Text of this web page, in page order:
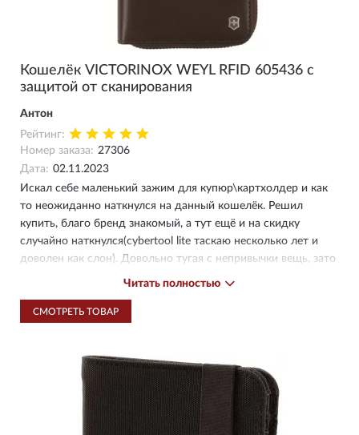
Кошелёк VICTORINOX WEYL RFID 605436 с
защитой от сканирования
Антон
Рейтинг:
Номер заказа: 27306
Дата: 02.11.2023
Искал себе маленький зажим для купюр\картхолдер и как
то неожиданно наткнулся на данный кошелёк. Решил
купить, благо бренд знакомый, а тут ещё и на скидку
случайно наткнулся(cybertool lite таскаю несколько лет и
доволен как слон). Довольно тугая с непривычки вещь, зато
с кучей карманов и очень качественно пошита. Понравилось
евро (последняя в старый зажим не влезала, особенно
она так и не понял. Надеюсь прослужит долго.
Читать полностью
СМОТРЕТЬ ТОВАР